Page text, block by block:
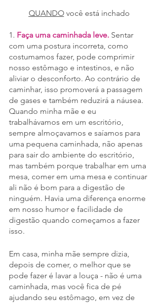
QUANDO você está inchado
1. Faça uma caminhada leve. Sentar
com uma postura incorreta, como
costumamos fazer, pode comprimir
nosso estômago e intestinos, e não
aliviar o desconforto. Ao contrário de
caminhar, isso promoverá a passagem
de gases e também reduzirá a náusea.
Quando minha mãe e eu
trabalhávamos em um escritório,
sempre almoçavamos e saíamos para
uma pequena caminhada, não apenas
para sair do ambiente do escritório,
mas também porque trabalhar em uma
mesa, comer em uma mesa e continuar
ali não é bom para a digestão de
ninguém. Havia uma diferença enorme
em nosso humor e facilidade de
digestão quando começamos a fazer
isso.
Em casa, minha mãe sempre dizia,
depois de comer, o melhor que se
pode fazer é lavar a louça - não é uma
caminhada, mas você fica de pé
ajudando seu estômago, em vez de